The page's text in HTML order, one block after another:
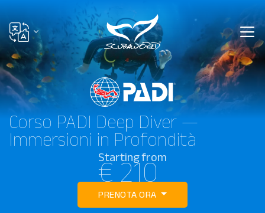
Corso PADI Deep Diver —
Immersioni in Profondità
Starting from
€ 210
PRENOTA ORA